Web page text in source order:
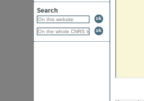
Search